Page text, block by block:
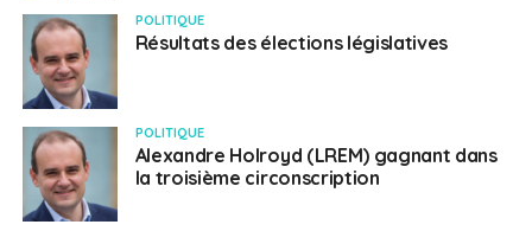
POLITIQUE
Résultats des élections législatives
POLITIQUE
Alexandre Holroyd (LREM) gagnant dans
la troisième circonscription